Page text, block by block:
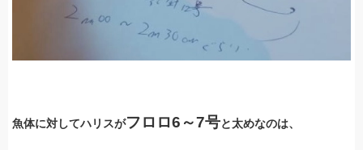
魚体に対してハリスがフロロ6～7号と太めなのは、